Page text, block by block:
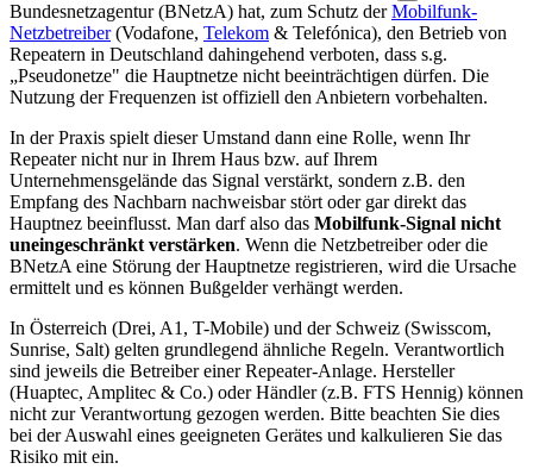
Bundesnetzagentur (BNetzA) hat, zum Schutz derMobilfunk-
Netzbetreiber(Vodafone, Telekom & Telefónica), den Betrieb von
Repeatern in Deutschland dahingehend verboten, dass s.g.
„Pseudonetze" die Hauptnetze nicht beeinträchtigen dürfen. Die
Nutzung der Frequenzen ist offiziell den Anbietern vorbehalten.
In der Praxis spielt dieser Umstand dann eine Rolle, wenn Ihr
Repeater nicht nur in Ihrem Haus bzw. auf Ihrem
Unternehmensgelände das Signal verstärkt, sondern z.B. den
Empfang des Nachbarn nachweisbar stört oder gar direkt das
Hauptnez beeinflusst. Man darf also das Mobilfunk-Signal nicht
uneingeschränkt verstärken. Wenn die Netzbetreiber oder die
BNetzA eine Störung der Hauptnetze registrieren, wird die Ursache
ermittelt und es können Bußgelder verhängt werden.
In Österreich (Drei, A1, T-Mobile) und der Schweiz (Swisscom,
Sunrise, Salt) gelten grundlegend ähnliche Regeln. Verantwortlich
sind jeweils die Betreiber einer Repeater-Anlage. Hersteller
(Huaptec, Amplitec & Co.) oder Händler (z.B. FTS Hennig) können
nicht zur Verantwortung gezogen werden. Bitte beachten Sie dies
bei der Auswahl eines geeigneten Gerätes und kalkulieren Sie das
Risiko mit ein.